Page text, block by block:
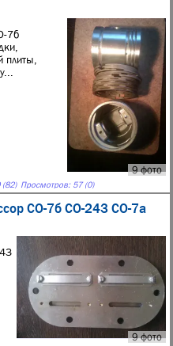
9 фото
7б
(82) Просмотров: 57 (0)
СО-7б СО-243 СО-7а
9 фото